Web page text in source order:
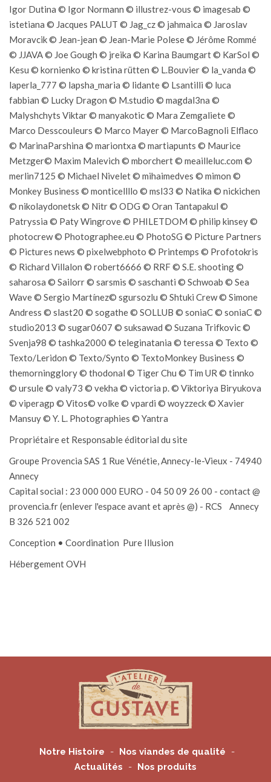
Igor Dutina © Igor Normann © illustrez-vous © imagesab ©
istetiana © Jacques PALUT © Jag_cz © jahmaica © Jaroslav
Moravcik © Jean-jean © Jean-Marie Polese © Jérôme Rommé
© JJAVA © Joe Gough © jreika © Karina Baumgart © KarSol ©
Kesu © kornienko © kristina rütten © L.Bouvier © la_vanda ©
laperla_777 © lapsha_maria © lidante © Lsantilli © luca
fabbian © Lucky Dragon © M.studio © magdal3na ©
Malyshchyts Viktar © manyakotic © Mara Zemgaliete ©
Marco Desscouleurs © Marco Mayer © MarcoBagnoli Elflaco
© MarinaParshina © mariontxa © martiapunts © Maurice
Metzger© Maxim Malevich © mborchert © meailleluc.com ©
merlin7125 © Michael Nivelet © mihaimedves © mimon ©
Monkey Business © monticellllo © msl33 © Natika © nickichen
© nikolaydonetsk © Nitr © ODG © Oran Tantapakul ©
Patryssia © Paty Wingrove © PHILETDOM © philip kinsey ©
photocrew © Photographee.eu © PhotoSG © Picture Partners
© Pictures news © pixelwebphoto © Printemps © Profotokris
© Richard Villalon © robert6666 © RRF © S.E. shooting ©
saharosa © Sailorr © sarsmis © saschanti © Schwoab © Sea
Wave © Sergio Martínez© sgursozlu © Shtuki Crew © Simone
Andress © slast20 © sogathe © SOLLUB © soniaC © soniaC ©
studio2013 © sugar0607 © suksawad © Suzana Trifkovic ©
Svenja98 © tashka2000 © teleginatania © teressa © Texto ©
Texto/Leridon © Texto/Synto © TextoMonkey Business ©
themorningglory © thodonal © Tiger Chu © Tim UR © tinnko
© ursule © valy73 © vekha © victoria p. © Viktoriya Biryukova
© viperagp © Vitos© volke © vpardi © woyzzeck © Xavier
Mansuy © Y. L. Photographies © Yantra
Propriétaire et Responsable éditorial du site
Groupe Provencia SAS 1 Rue Vénétie, Annecy-le-Vieux - 74940
Annecy
Capital social : 23 000 000 EURO - 04 50 09 26 00 - contact @
provencia.fr (enlever l'espace avant et après @) - RCS Annecy
B 326 521 002
Conception • Coordination Pure Illusion
Hébergement OVH
Notre Histoire
Nos viandes de qualité
Actualités
Nos produits